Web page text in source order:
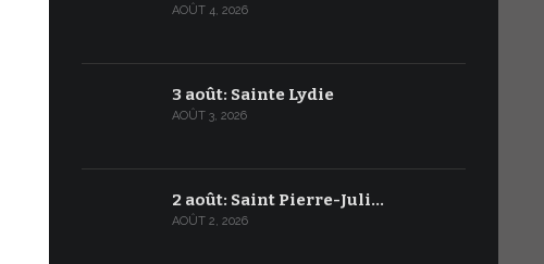
AOÛT 4, 2026
3 août: Sainte Lydie
AOÛT 3, 2026
2 août: Saint Pierre-Juli…
AOÛT 2, 2026